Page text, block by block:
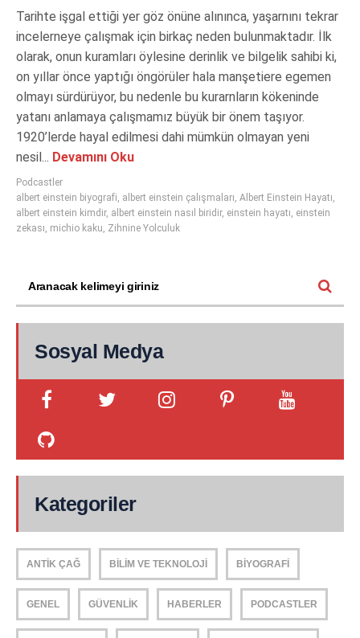
Tarihte işgal ettiği yer göz önüne alınınca, yaşarnını tekrar
incelerneye çalışmak için birkaç neden bulunmaktadır. İlk
olarak, onun kuramları öylesine derinlik ve bilgelik sahibi ki,
on yıllar önce yaptığı öngörüler hala manşetiere egemen
olmayı sürdürüyor, bu nedenle bu kurarnların kökeninde
yatanı anlamaya çalışmamız büyük bir önem taşıyor.
1920’lerde hayal edilmesi dahi mümkün olmayan yeni
nesil... Devamını Oku
Podcastler
albert einstein biyografi, albert einstein çalışmaları, Albert Einstein Hayatı,
albert einstein kimdir, albert einstein nasıl biridir, einstein hayatı, einstein
zekası, michio kaku, Zihnine Yolculuk
Sosyal Medya
Kategoriler
ANTIK ÇAĞ BILIM VE TEKNOLOJI BIYOGRAFI
GENEL GÜVENLIK HABERLER PODCASTLER